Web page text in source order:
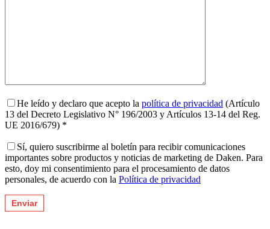
He leído y declaro que acepto la política de privacidad (Artículo
13 del Decreto Legislativo N° 196/2003 y Artículos 13-14 del Reg.
UE 2016/679) *
Sí, quiero suscribirme al boletín para recibir comunicaciones
importantes sobre productos y noticias de marketing de Daken. Para
esto, doy mi consentimiento para el procesamiento de datos
personales, de acuerdo con la Política de privacidad